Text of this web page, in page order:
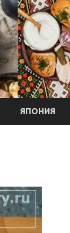
ЯПОНИЯ